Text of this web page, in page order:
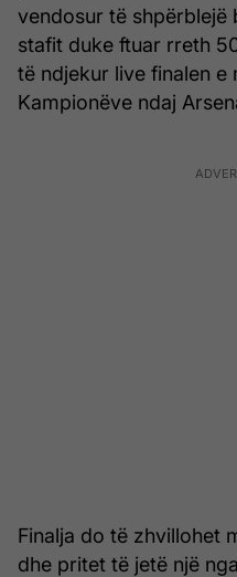
vendosur të shpërblejë
stafit duke ftuar rreth
të ndjekur live finalen e
Kampionëve ndaj
Finalja do të zhvillohet
dhe pritet të jetë një